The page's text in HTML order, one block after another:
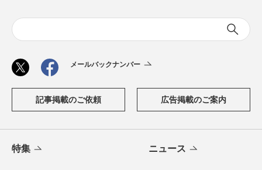
メールバックナンバー
記事掲載のご依頼 広告掲載のご案内
特集 ニュース